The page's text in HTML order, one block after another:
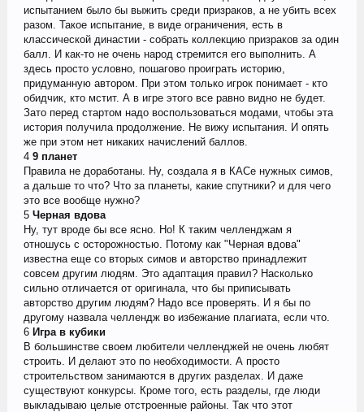
испытанием было бы выжить среди призраков, а не убить всех
разом. Такое испытание, в виде ограничения, есть в
классической династии - собрать коллекцию призраков за один
балл. И как-то не очень народ стремится его выполнить. А
здесь просто условно, пошагово проиграть историю,
придуманную автором. При этом только игрок понимает - кто
обидчик, кто мстит. А в игре этого все равно видно не будет.
Зато перед стартом надо воспользоваться модами, чтобы эта
история получила продолжение. Не вижу испытания. И опять
же при этом нет никаких начислений баллов.
4 9 планет
Правила не доработаны. Ну, создала я в КАСе нужных симов,
а дальше то что? Что за планеты, какие спутники? и для чего
это все вообще нужно?
5 Черная вдова
Ну, тут вроде бы все ясно. Но! К таким челленджам я
отношусь с осторожностью. Потому как "Черная вдова"
известна еще со вторых симов и авторство принадлежит
совсем другим людям. Это адаптация правил? Насколько
сильно отличается от оригинала, что бы приписывать
авторство другим людям? Надо все проверять. И я бы по
другому назвала челлендж во избежание плагиата, если что.
6 Игра в кубики
В большинстве своем любители челленджей не очень любят
строить. И делают это по необходимости. А просто
строительством занимаются в других разделах. И даже
существуют конкурсы. Кроме того, есть разделы, где люди
выкладываю целые отстроенные районы. Так что этот